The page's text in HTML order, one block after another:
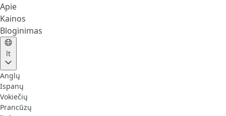
Apie
Kainos
Bloginimas
lt
Anglų
Ispanų
Vokiečių
Prancūzų